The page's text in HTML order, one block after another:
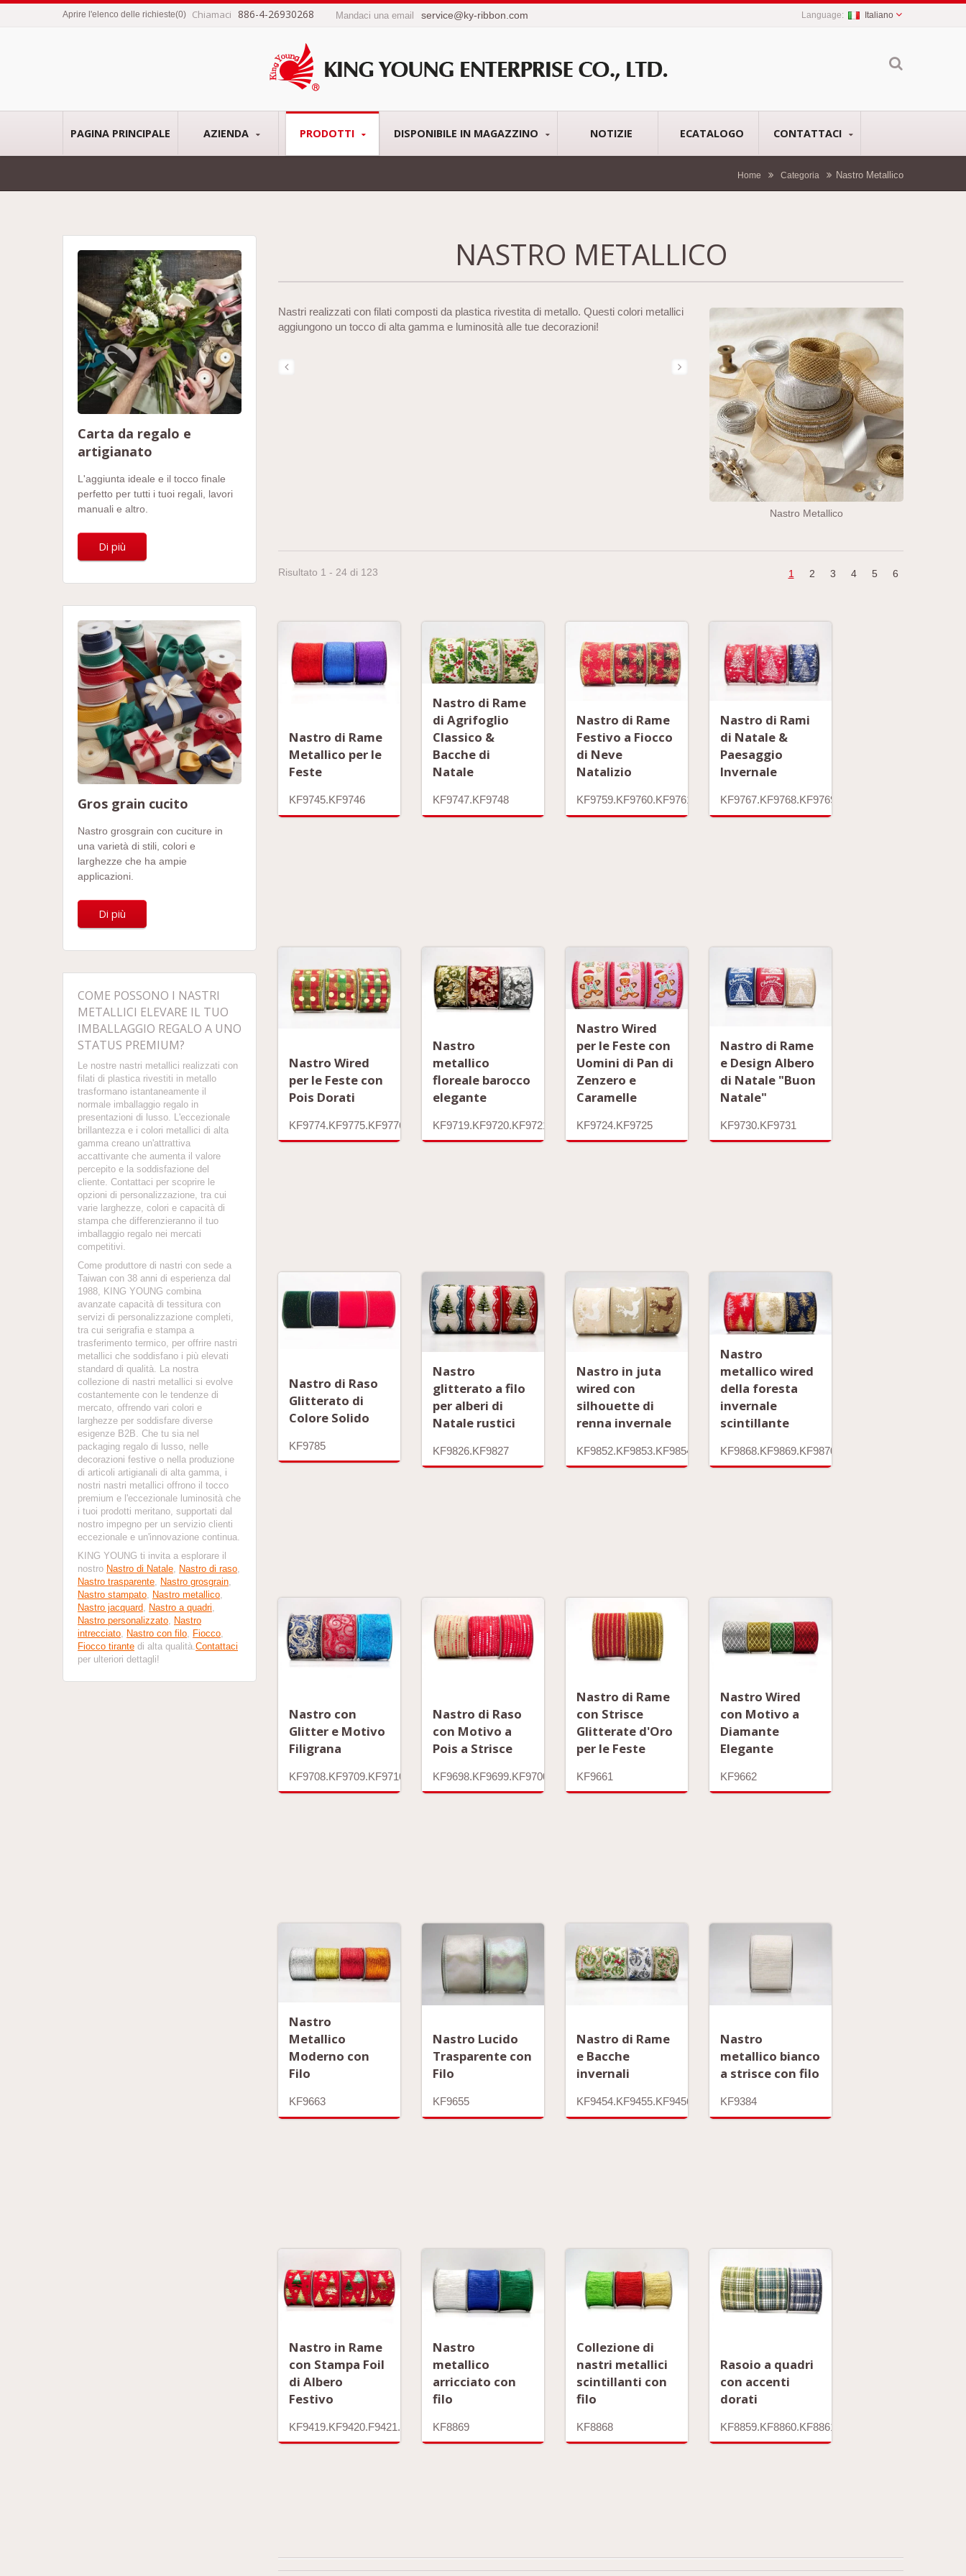
Aprire l'elenco delle richieste(0) Chiamaci 886-4-26930268 Mandaci una email service@ky-ribbon.com Italiano
PAGINA PRINCIPALE AZIENDA PRODOTTI DISPONIBILE IN MAGAZZINO NOTIZIE ECATALOGO CONTATTACI
Home Categoria Nastro Metallico
Carta da regalo e
artigianato
L'aggiunta ideale e il tocco finale
perfetto per tutti i tuoi regali, lavori
manuali e altro.
Di più
Gros grain cucito
Nastro grosgrain con cuciture in
una varietà di stili, colori e
larghezze che ha ampie
applicazioni.
Di più
COME POSSONO I NASTRI
METALLICI ELEVARE IL TUO
IMBALLAGGIO REGALO A UNO
STATUS PREMIUM?
Le nostre nastri metallici realizzati con
filati di plastica rivestiti in metallo
trasformano istantaneamente il
normale imballaggio regalo in
presentazioni di lusso. L'eccezionale
brillantezza e i colori metallici di alta
gamma creano un'attrattiva
accattivante che aumenta il valore
percepito e la soddisfazione del
cliente. Contattaci per scoprire le
opzioni di personalizzazione, tra cui
varie larghezze, colori e capacità di
stampa che differenzieranno il tuo
imballaggio regalo nei mercati
competitivi.
Come produttore di nastri con sede a
Taiwan con 38 anni di esperienza dal
1988, KING YOUNG combina
avanzate capacità di tessitura con
servizi di personalizzazione completi,
tra cui serigrafia e stampa a
trasferimento termico, per offrire nastri
metallici che soddisfano i più elevati
standard di qualità. La nostra
collezione di nastri metallici si evolve
costantemente con le tendenze di
mercato, offrendo vari colori e
larghezze per soddisfare diverse
esigenze B2B. Che tu sia nel
packaging regalo di lusso, nelle
decorazioni festive o nella produzione
di articoli artigianali di alta gamma, i
nostri nastri metallici offrono il tocco
premium e l'eccezionale luminosità che
i tuoi prodotti meritano, supportati dal
nostro impegno per un servizio clienti
eccezionale e un'innovazione continua.
KING YOUNG ti invita a esplorare il
nostro Nastro di Natale, Nastro di raso,
Nastro trasparente, Nastro grosgrain,
Nastro stampato, Nastro metallico,
Nastro jacquard, Nastro a quadri,
Nastro personalizzato, Nastro
intrecciato, Nastro con filo, Fiocco,
Fiocco tirante di alta qualità.Contattaci
per ulteriori dettagli!
NASTRO METALLICO
Nastro Metallico
Nastri realizzati con filati composti da plastica rivestita di metallo. Questi colori metallici
aggiungono un tocco di alta gamma e luminosità alle tue decorazioni!
Risultato 1 - 24 di 123 1 2 3 4 5 6
Nastro di Rame
Metallico per le
Feste
KF9745.KF9746
Nastro di Rame
di Agrifoglio
Classico &
Bacche di
Natale
KF9747.KF9748
Nastro di Rame
Festivo a Fiocco
di Neve
Natalizio
KF9759.KF9760.KF9761.KF9752.KF9763.KF9764.KF9765.KF9766
Nastro di Rami
di Natale &
Paesaggio
Invernale
Nastro Wired
per le Feste con
Pois Dorati
KF9774.KF9775.KF9776.KF9777.KF9778.KF9779.KF9780.KF9781.KF9782.KF9783.KF9784
Nastro
metallico
floreale barocco
elegante
KF9719.KF9720.KF9721.KF9722
Nastro Wired
per le Feste con
Uomini di Pan di
Zenzero e
Caramelle
KF9724.KF9725
Nastro di Rame
e Design Albero
di Natale "Buon
Natale"
KF9730.KF9731
Nastro di Raso
Glitterato di
Colore Solido
KF9785
Nastro
glitterato a filo
per alberi di
Natale rustici
KF9826.KF9827
Nastro in juta
wired con
silhouette di
renna invernale
KF9852.KF9853.KF9854
Nastro
metallico wired
della foresta
invernale
scintillante
KF9868.KF9869.KF9870.KF9871
Nastro con
Glitter e Motivo
Filigrana
KF9708.KF9709.KF9710
Nastro di Raso
con Motivo a
Pois a Strisce
KF9698.KF9699.KF9700.KF9701
Nastro di Rame
con Strisce
Glitterate d'Oro
per le Feste
KF9661
Nastro Wired
con Motivo a
Diamante
Elegante
KF9662
Nastro
Metallico
Moderno con
Filo
KF9663
Nastro Lucido
Trasparente con
Filo
KF9655
Nastro di Rame
e Bacche
invernali
KF9454.KF9455.KF9456.KF9457
Nastro
metallico bianco
a strisce con filo
KF9384
Nastro in Rame
con Stampa Foil
di Albero
Festivo
KF9419.KF9420.F9421.KF9422.KF9423.KF9424
Nastro
metallico
arricciato con
filo
KF8869
Collezione di
nastri metallici
scintillanti con
filo
KF8868
Rasoio a quadri
con accenti
dorati
KF8859.KF8860.KF8861.KF8862.KF8863.KF8864